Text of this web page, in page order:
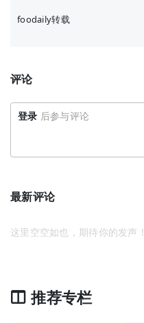
foodaily转载
评论
登录 后参与评论
最新评论
这里空空如也，期待你的发声！
推荐专栏